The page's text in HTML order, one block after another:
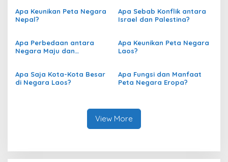
Apa Keunikan Peta Negara
Nepal?
Apa Sebab Konflik antara
Israel dan Palestina?
Apa Perbedaan antara
Negara Maju dan
Apa Keunikan Peta Negara
Laos?
Apa Saja Kota-Kota Besar
di Negara Laos?
Apa Fungsi dan Manfaat
Peta Negara Eropa?
View More